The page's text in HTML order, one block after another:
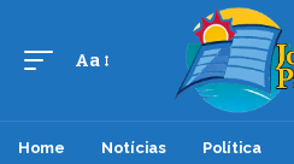
Font
Aa
Home Notícias Política